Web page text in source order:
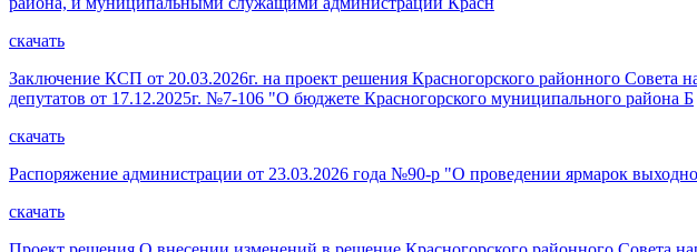
скачать
Заключение КСП от 20.03.2026г. на проект решения Красногорского районного
депутатов от 17.12.2025г. №7-106 "О бюджете Красногорского муниципального района Б
скачать
Распоряжение администрации от 23.03.2026 года №90-р "О проведении ярмарок
скачать